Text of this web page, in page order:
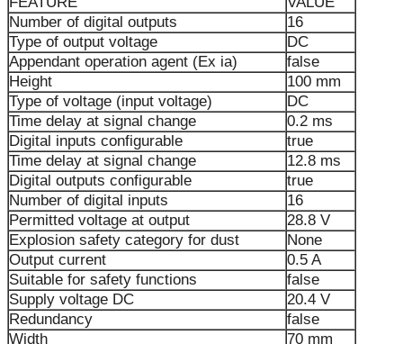
Number of digital outputs
16
Type of output voltage
DC
Appendant operation agent (Ex ia)
false
Height
100 mm
Type of voltage (input voltage)
DC
Time delay at signal change
0.2 ms
Digital inputs configurable
true
Time delay at signal change
12.8 ms
Digital outputs configurable
true
Number of digital inputs
16
Permitted voltage at output
28.8 V
Explosion safety category for dust
None
Output current
0.5 A
Suitable for safety functions
false
Supply voltage DC
20.4 V
Redundancy
false
Width
70 mm